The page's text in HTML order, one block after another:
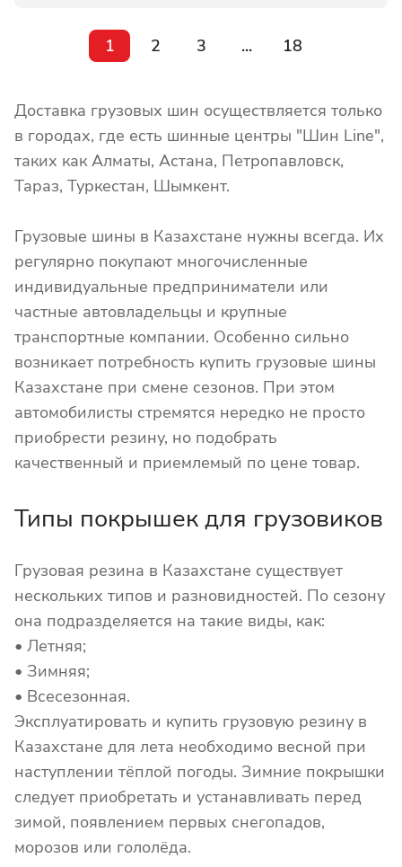
1 2 3 ... 18
Доставка грузовых шин осуществляется только
в городах, где есть шинные центры "Шин Line",
таких как Алматы, Астана, Петропавловск,
Тараз, Туркестан, Шымкент.
Грузовые шины в Казахстане нужны всегда. Их
регулярно покупают многочисленные
индивидуальные предприниматели или
частные автовладельцы и крупные
транспортные компании. Особенно сильно
возникает потребность купить грузовые шины
Казахстане при смене сезонов. При этом
автомобилисты стремятся нередко не просто
приобрести резину, но подобрать
качественный и приемлемый по цене товар.
Типы покрышек для грузовиков
Грузовая резина в Казахстане существует
нескольких типов и разновидностей. По сезону
она подразделяется на такие виды, как:
• Летняя;
• Зимняя;
• Всесезонная.
Эксплуатировать и купить грузовую резину в
Казахстане для лета необходимо весной при
наступлении тёплой погоды. Зимние покрышки
следует приобретать и устанавливать перед
зимой, появлением первых снегопадов,
морозов или гололёда.